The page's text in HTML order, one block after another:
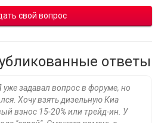
свой вопрос
ответы
задавал вопрос в форуме, но
Хочу взять дизельную Киа
взнос 15-20% или трейд-ин. У